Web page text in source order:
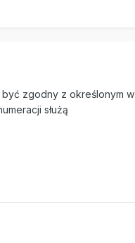
być zgodny z określonym w
służą